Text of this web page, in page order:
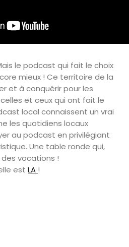
le podcast qui fait le choix
mieux ! Ce territoire de la
et à conquérir pour les
et ceux qui ont fait le
local connaissent un vrai
les quotidiens locaux
au podcast en privilégiant
Une table ronde qui,
vocations !
estLA !